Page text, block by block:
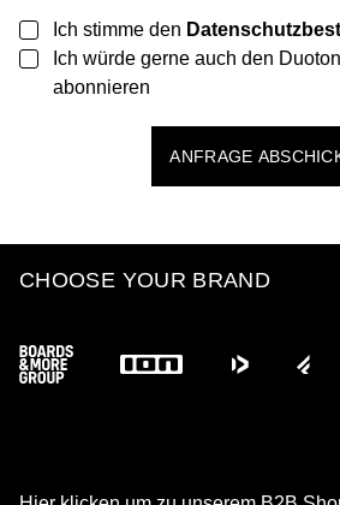
Ich stimme den
Ich würde gerne auch den
abonnieren
ANFRAGE
Footer
CHOOSE YOUR BRAND